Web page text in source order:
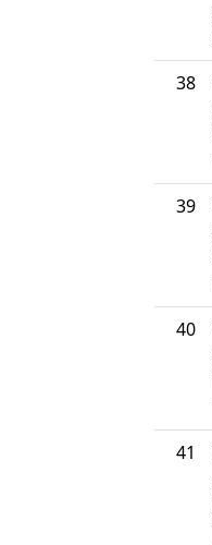
38
39
40
41